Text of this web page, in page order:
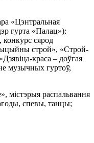
«Цэнтральная
гурта «Палац»):
конкурс сярод
строй», «Строй-
краса – доўгая
музычных гуртоў,
містэрыя распальвання
спевы, танцы;